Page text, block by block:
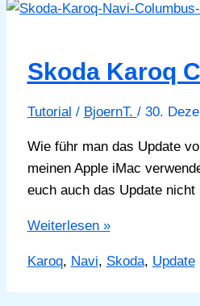
Skoda Karoq
Tutorial / BjoernT. / 30.
Wie führ man das Update
meinen Apple iMac
euch auch das Update
Skoda
Columbus
Navi
Weiterlesen »
Karoq, Navi, Skoda, Update